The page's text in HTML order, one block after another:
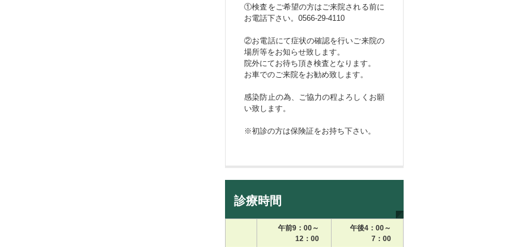
①検査をご希望の方はご来院される前に
お電話下さい。0566-29-4110
②お電話にて症状の確認を行いご来院の
場所等をお知らせ致します。
院外にてお待ち頂き検査となります。
お車でのご来院をお勧め致します。
感染防止の為、ご協力の程よろしくお願
い致します。
※初診の方は保険証をお持ち下さい。
診療時間
午前9：00～
12：00
午後4：00～
7：00